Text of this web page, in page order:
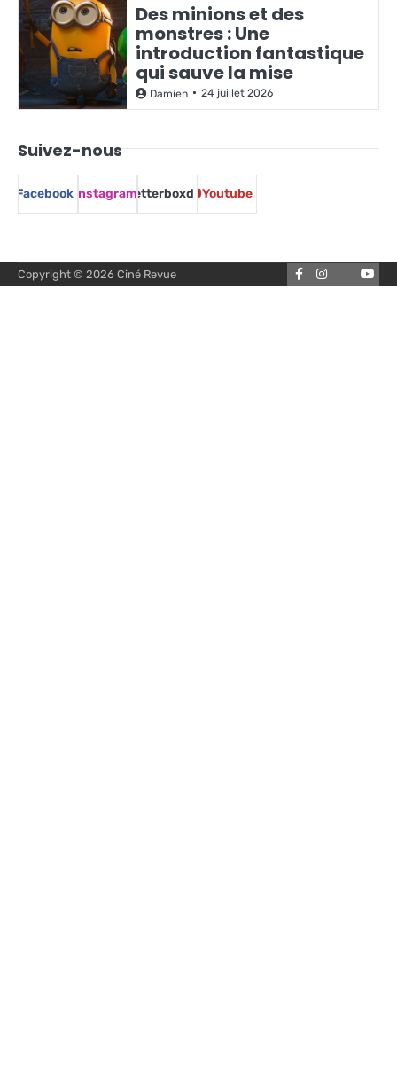
Des minions et des
monstres : Une
introduction fantastique
qui sauve la mise
Damien 24 juillet 2026
Suivez-nous
Facebook InstagramLetterboxd Youtube
Copyright © 2026 Ciné Revue FacebookInstagram